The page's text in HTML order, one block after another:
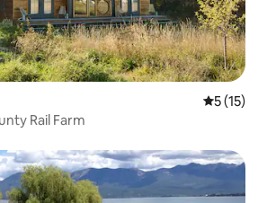
5 ud af 5
5 (15)
Rail Farm